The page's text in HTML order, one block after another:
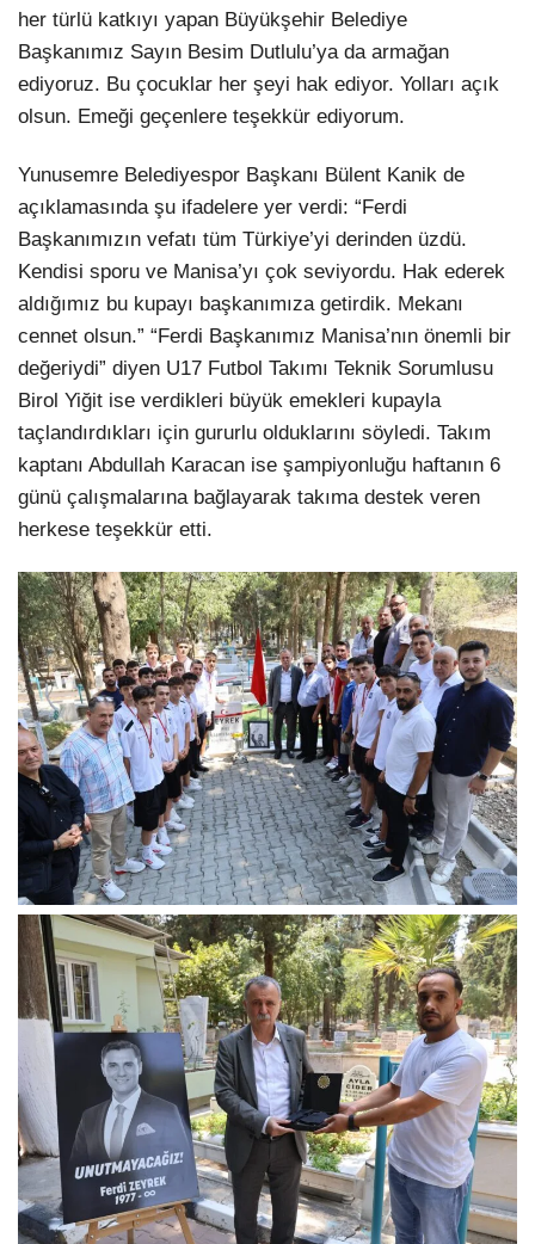
her türlü katkıyı yapan Büyükşehir Belediye
Başkanımız Sayın Besim Dutlulu’ya da armağan
ediyoruz. Bu çocuklar her şeyi hak ediyor. Yolları açık
olsun. Emeği geçenlere teşekkür ediyorum.
Yunusemre Belediyespor Başkanı Bülent Kanik de
açıklamasında şu ifadelere yer verdi: “Ferdi
Başkanımızın vefatı tüm Türkiye’yi derinden üzdü.
Kendisi sporu ve Manisa’yı çok seviyordu. Hak ederek
aldığımız bu kupayı başkanımıza getirdik. Mekanı
cennet olsun.” “Ferdi Başkanımız Manisa’nın önemli bir
değeriydi” diyen U17 Futbol Takımı Teknik Sorumlusu
Birol Yiğit ise verdikleri büyük emekleri kupayla
taçlandırdıkları için gururlu olduklarını söyledi. Takım
kaptanı Abdullah Karacan ise şampiyonluğu haftanın 6
günü çalışmalarına bağlayarak takıma destek veren
herkese teşekkür etti.